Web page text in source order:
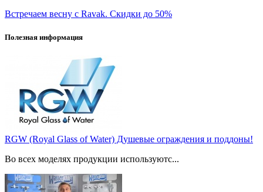
Встречаем весну с Ravak. Скидки до 50%
Полезная информация
RGW (Royal Glass of Water) Душевые ограждения и поддоны!
Во всех моделях продукции используютс...